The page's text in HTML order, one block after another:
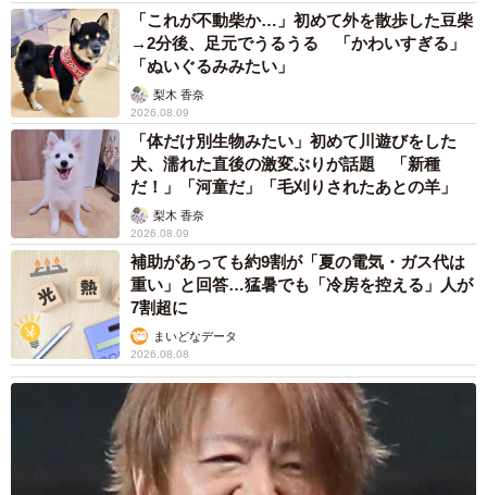
「これが不動柴か…」初めて外を散歩した豆柴
→2分後、足元でうるうる 「かわいすぎる」
「ぬいぐるみみたい」
梨木 香奈
2026.08.09
「体だけ別生物みたい」初めて川遊びをした
犬、濡れた直後の激変ぶりが話題 「新種
だ！」「河童だ」「毛刈りされたあとの羊」
梨木 香奈
2026.08.09
補助があっても約9割が「夏の電気・ガス代は
重い」と回答…猛暑でも「冷房を控える」人が
7割超に
まいどなデータ
2026.08.08